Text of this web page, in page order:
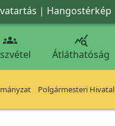
| Hangostérkép
 
Átláthatóság
Polgármesteri Hivatal